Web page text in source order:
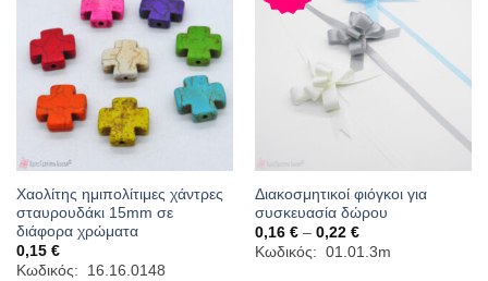
Χαολίτης ημιπολίτιμες χάντρες
σταυρουδάκι 15mm σε
διάφορα χρώματα
0,15 €
Κωδικός: 16.16.0148
Διακοσμητικοί φιόγκοι για
συσκευασία δώρου
0,16 € – 0,22 €Price
range:
0,16 €
Κωδικός: 01.01.3m